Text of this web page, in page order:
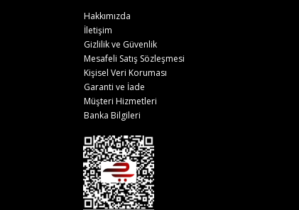
Hakkımızda
İletişim
Gizlilik ve Güvenlik
Mesafeli Satış Sözleşmesi
Kişisel Veri Koruması
Garanti ve İade
Müşteri Hizmetleri
Banka Bilgileri